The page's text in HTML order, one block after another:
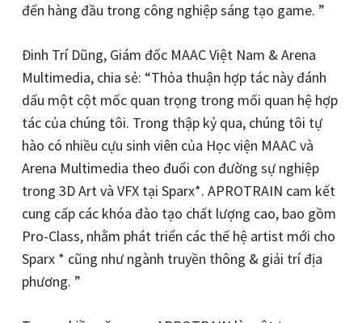
đến hàng đầu trong công nghiệp sáng tạo game. ”
Đinh Trí Dũng, Giám đốc MAAC Việt Nam & Arena
Multimedia, chia sẻ: “Thỏa thuận hợp tác này đánh
dấu một cột mốc quan trọng trong mối quan hệ hợp
tác của chúng tôi. Trong thập kỷ qua, chúng tôi tự
hào có nhiều cựu sinh viên của Học viện MAAC và
Arena Multimedia theo đuổi con đường sự nghiệp
trong 3D Art và VFX tại Sparx*. APROTRAIN cam kết
cung cấp các khóa đào tạo chất lượng cao, bao gồm
Pro-Class, nhằm phát triển các thế hệ artist mới cho
Sparx * cũng như ngành truyền thông & giải trí địa
phương. ”